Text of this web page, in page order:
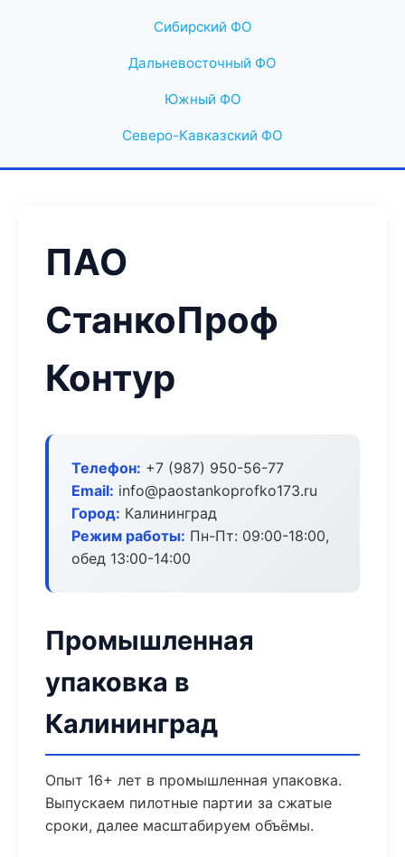
Сибирский ФО
Дальневосточный ФО
Южный ФО
Северо-Кавказский ФО
ПАО
СтанкоПроф
Контур
Телефон: +7 (987) 950-56-77
Email: info@paostankoprofko173.ru
Город: Калининград
Режим работы: Пн-Пт: 09:00-18:00,
обед 13:00-14:00
Промышленная
упаковка в
Калининград
Опыт 16+ лет в промышленная упаковка.
Выпускаем пилотные партии за сжатые
сроки, далее масштабируем объёмы.